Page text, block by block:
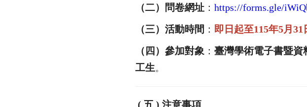
（二）
問卷網址 ： https://forms.gle/
（三）活動時間 ： 即日起至115年5月31
（ 四 ）參加對象 ： 臺灣學術電子書暨資
工生。
( 五 ) 注意事項